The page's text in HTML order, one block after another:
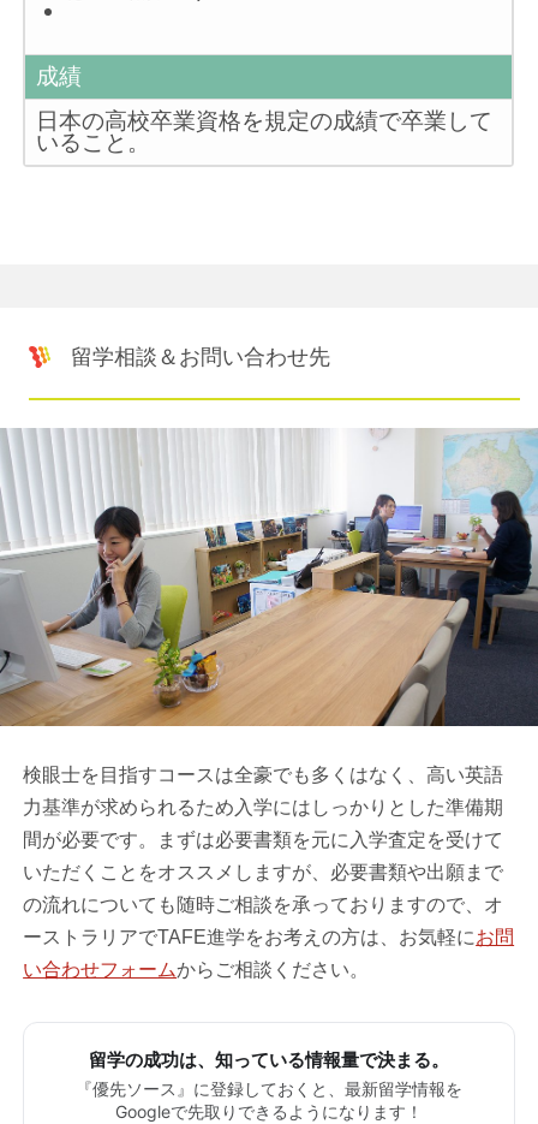
成績
日本の高校卒業資格を規定の成績で卒業して
いること。
留学相談＆お問い合わせ先
検眼士を目指すコースは全豪でも多くはなく、高い英語
力基準が求められるため入学にはしっかりとした準備期
間が必要です。まずは必要書類を元に入学査定を受けて
いただくことをオススメしますが、必要書類や出願まで
の流れについても随時ご相談を承っておりますので、オ
ーストラリアでTAFE進学をお考えの方は、お気軽にお問
い合わせフォームからご相談ください。
留学の成功は、知っている情報量で決まる。
『優先ソース』に登録しておくと、最新留学情報を
Googleで先取りできるようになります！